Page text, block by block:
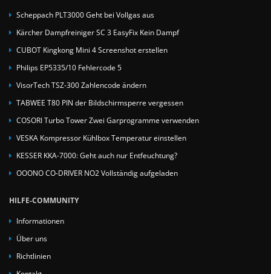
Scheppach PLT3000 Geht bei Vollgas aus
Kärcher Dampfreiniger SC 3 EasyFix Kein Dampf
CUBOT Kingkong Mini 4 Screenshot erstellen
Philips EP5335/10 Fehlercode 5
VisorTech TSZ-300 Zahlencode ändern
TABWEE T80 PIN der Bildschirmsperre vergessen
COSORI Turbo Tower Zwei Garprogramme verwenden
VESKA Kompressor Kühlbox Temperatur einstellen
KESSER KKA-7000: Geht auch nur Entfeuchtung?
OOONO CO-DRIVER NO2 Vollständig aufgeladen
HILFE-COMMUNITY
Informationen
Über uns
Richtlinien